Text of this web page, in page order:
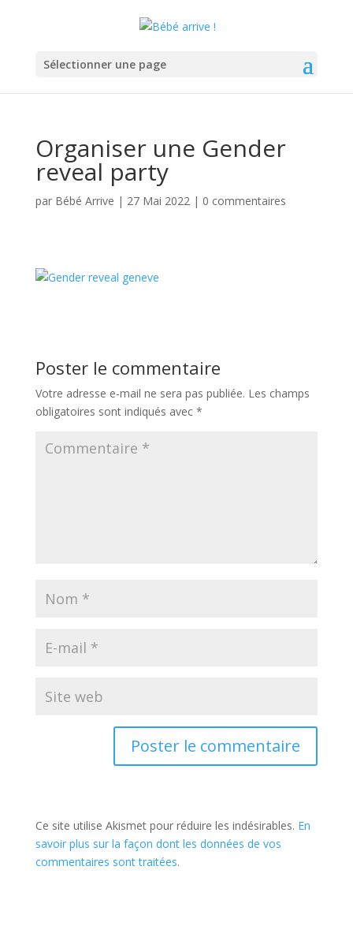
Sélectionner une page
Organiser une Gender
reveal party
par Bébé Arrive | 27 Mai 2022| 0 commentaires
Poster le commentaire
Votre adresse e-mail ne sera pas publiée. Les champs
obligatoires sont indiqués avec *
Ce site utilise Akismet pour réduire les indésirables. En
savoir plus sur la façon dont les données de vos
commentaires sont traitées.